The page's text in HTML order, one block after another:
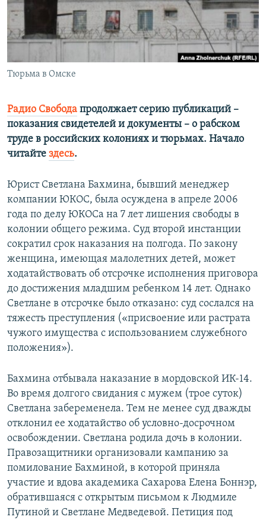
ПОБЕДИТЕЛЕЙ НЕ СУДЯТ?
КРЫМ.НЕПОКОРЕННЫЙ
УКРАИНСКАЯ ПРОБЛЕМА КРЫМА
ПРИСОЕДИНЯЙТЕСЬ!
Тюрьма в Омске
Радио Свобода продолжает серию публикаций –
показания свидетелей и документы – о рабском
труде в российских колониях и тюрьмах. Начало
читайте здесь.
Юрист Светлана Бахмина, бывший менеджер
компании ЮКОС, была осуждена в апреле 2006
года по делу ЮКОСа на 7 лет лишения свободы в
колонии общего режима. Суд второй инстанции
сократил срок наказания на полгода. По закону
женщина, имеющая малолетних детей, может
ходатайствовать об отсрочке исполнения приговора
до достижения младшим ребенком 14 лет. Однако
Светлане в отсрочке было отказано: суд сослался на
тяжесть преступления («присвоение или растрата
чужого имущества с использованием служебного
положения»).
Бахмина отбывала наказание в мордовской ИК-14.
Во время долгого свидания с мужем (трое суток)
Светлана забеременела. Тем не менее суд дважды
отклонил ее ходатайство об условно-досрочном
освобождении. Светлана родила дочь в колонии.
Правозащитники организовали кампанию за
помилование Бахминой, в которой приняла
участие и вдова академика Сахарова Елена Боннэр,
обратившаяся с открытым письмом к Людмиле
Путиной и Светлане Медведевой. Петиция под